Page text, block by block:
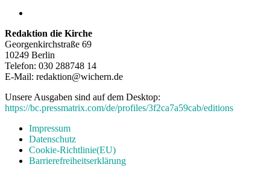
Redaktion die Kirche
Georgenkirchstraße 69
10249 Berlin
Telefon: 030 288748 14
E-Mail: redaktion@wichern.de
Unsere Ausgaben sind auf dem Desktop:
https://bc.pressmatrix.com/de/profiles/3f2ca7a59cab/editions
Impressum
Datenschutz
Cookie-Richtlinie(EU)
Barrierefreiheitserklärung